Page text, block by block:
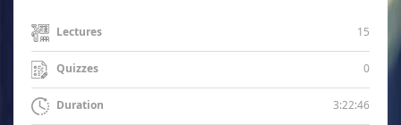
Lectures 15
Quizzes 0
Duration 3:22:46